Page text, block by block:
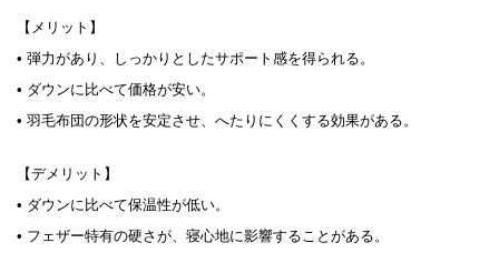
【メリット】
• 弾力があり、しっかりとしたサポート感を得られる。
• ダウンに比べて価格が安い。
• 羽毛布団の形状を安定させ、へたりにくくする効果がある。
【デメリット】
• ダウンに比べて保温性が低い。
• フェザー特有の硬さが、寝心地に影響することがある。